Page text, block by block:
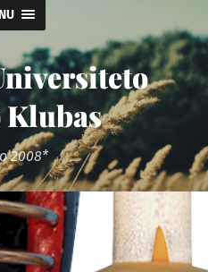
Klubas
2008*